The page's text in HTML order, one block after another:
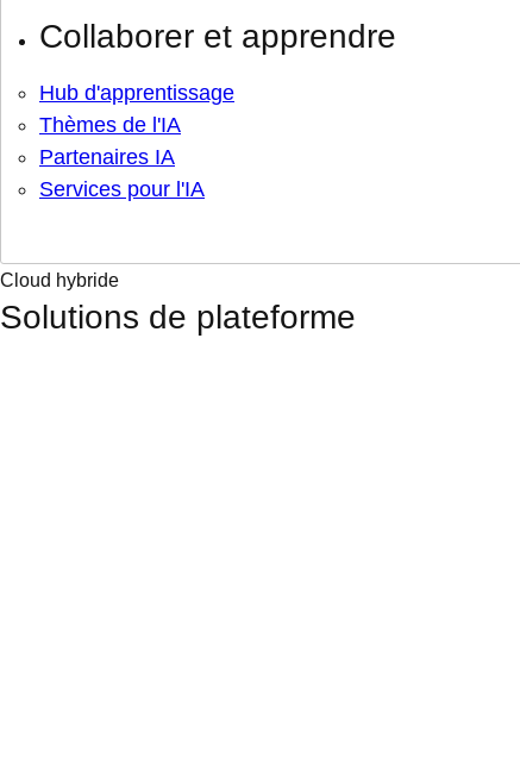
Collaborer et apprendre
Hub d'apprentissage
Thèmes de l'IA
Partenaires IA
Services pour l'IA
Cloud hybride
Solutions de plateforme